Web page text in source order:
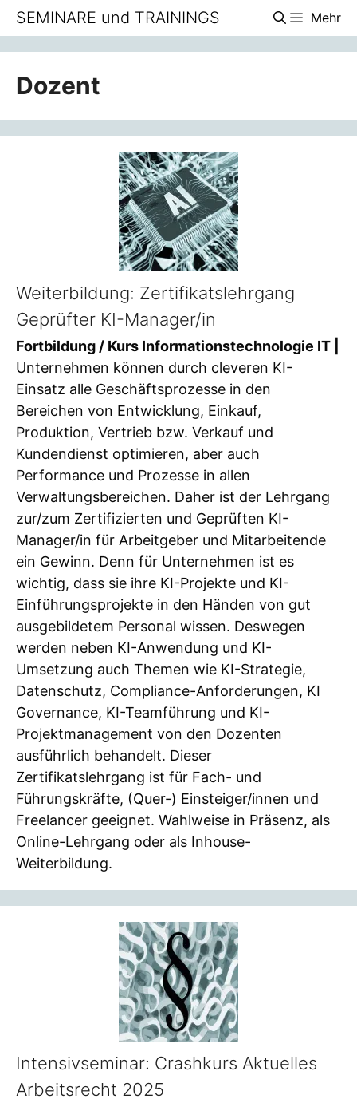
Zum
springen
SEMINARE und TRAININGS Mehr
Dozent
Weiterbildung: Zertifikatslehrgang
Geprüfter KI-Manager/in
Fortbildung / Kurs Informationstechnologie IT |
Unternehmen können durch cleveren KI-
Einsatz alle Geschäftsprozesse in den
Bereichen von Entwicklung, Einkauf,
Produktion, Vertrieb bzw. Verkauf und
Kundendienst optimieren, aber auch
Performance und Prozesse in allen
Verwaltungsbereichen. Daher ist der Lehrgang
zur/zum Zertifizierten und Geprüften KI-
Manager/in für Arbeitgeber und Mitarbeitende
ein Gewinn. Denn für Unternehmen ist es
wichtig, dass sie ihre KI-Projekte und KI-
Einführungsprojekte in den Händen von gut
ausgebildetem Personal wissen. Deswegen
werden neben KI-Anwendung und KI-
Umsetzung auch Themen wie KI-Strategie,
Datenschutz, Compliance-Anforderungen, KI
Governance, KI-Teamführung und KI-
Projektmanagement von den Dozenten
ausführlich behandelt. Dieser
Zertifikatslehrgang ist für Fach- und
Führungskräfte, (Quer-) Einsteiger/innen und
Freelancer geeignet. Wahlweise in Präsenz, als
Online-Lehrgang oder als Inhouse-
Weiterbildung.
Intensivseminar: Crashkurs Aktuelles
Arbeitsrecht 2025